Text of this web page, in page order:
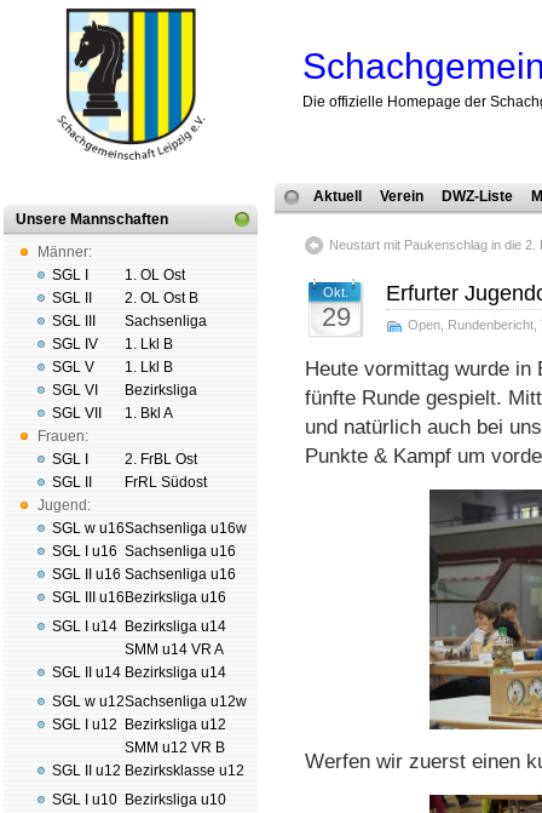
Die offizielle Homepage der
Unsere Mannschaften
Männer:
SGL I
SGL II
SGL III
SGL IV
SGL V
SGL VI
SGL VII
Frauen:
SGL I
SGL II
Jugend:
SGL w u16
SGL I u16
SGL II u16
SGL III u16
SGL I u14
SGL II u14
SGL w u12
SGL I u12
SGL II u12
SGL I u10
1. OL Ost
2. OL Ost B
Sachsenliga
1. Lkl B
1. Lkl B
Bezirksliga
1. Bkl A
2. FrBL Ost
FrRL Südost
Sachsenliga u16w
Sachsenliga u16
Sachsenliga u16
Bezirksliga u16
Bezirksliga u14
SMM u14 VR A
Bezirksliga u14
Sachsenliga u12w
Bezirksliga u12
SMM u12 VR B
Bezirksklasse u12
Bezirksliga u10
Aktuell Verein DWZ-Liste
Neustart mit Paukenschlag in die 2.
Okt.
29
Erfurter
Open Rundenbericht
Heute vormittag wurde in
fünfte Runde gespielt.
und natürlich auch bei
Punkte & Kampf um
Werfen wir zuerst einen